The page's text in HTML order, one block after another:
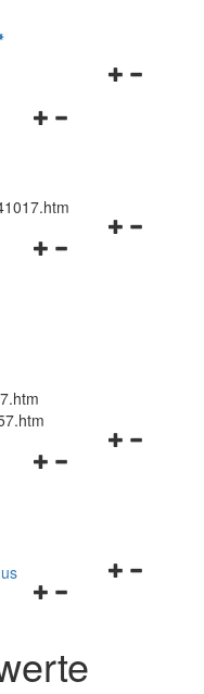
Navigationsmenü
Navigationsmenü
Navigationsmenü
Navigationsmenü
schließen